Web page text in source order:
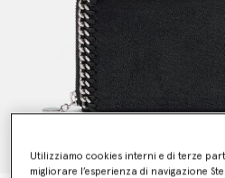
Utilizziamo cookies interni e di terze
migliorare l’esperienza di navigazione